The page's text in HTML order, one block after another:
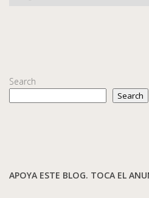
Search
Search
APOYA ESTE BLOG. TOCA EL